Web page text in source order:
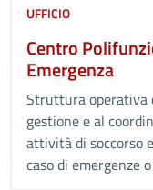
UFFICIO
Centro
Emergenza
Struttura operativa
gestione e al
attività di soccorso
caso di emergenze